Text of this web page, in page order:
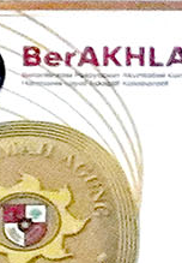
CPNS Menjadi PNS
Kartu Pegawai
Tabungan dan
Kartu Suami
Jabatan
Pensiun Penuh
Pernah Dijatuhi
Pangkat